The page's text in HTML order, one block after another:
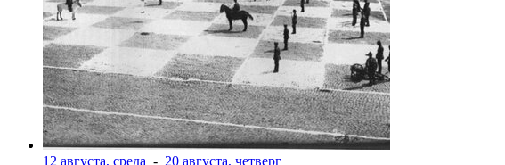
12 августа, среда - 20 августа, четверг